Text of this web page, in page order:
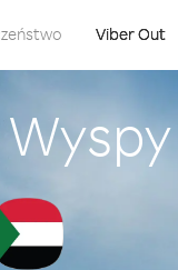
Viber Out